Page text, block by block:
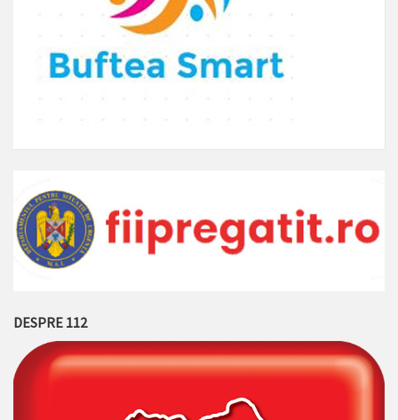
DESPRE 112